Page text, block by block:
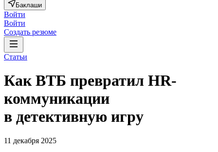
Баклаши
Войти
Войти
Создать резюме
Статьи
Как ВТБ превратил HR-
коммуникации
в детективную игру
11 декабря 2025